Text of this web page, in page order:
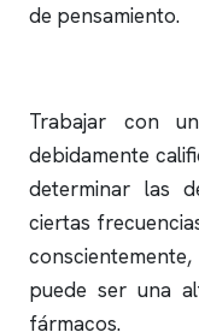
de pensamiento.
Trabajar con
debidamente
determinar las
ciertas
puede ser una
fármacos.